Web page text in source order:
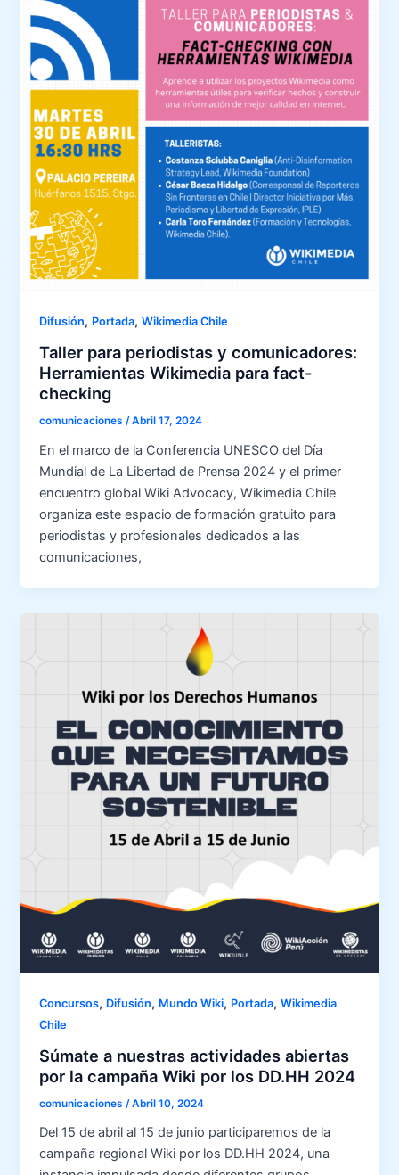
Difusión, Portada,Wikimedia Chile
Taller para periodistas y comunicadores:
Herramientas Wikimedia para fact-
checking
comunicaciones/Abril 17, 2024
En el marco de la Conferencia UNESCO del Día
Mundial de La Libertad de Prensa 2024 y el primer
encuentro global Wiki Advocacy, Wikimedia Chile
organiza este espacio de formación gratuito para
periodistas y profesionales dedicados a las
comunicaciones,
Concursos, Difusión, Mundo Wiki, Portada,Wikimedia
Chile
Súmate a nuestras actividades abiertas
por la campaña Wiki por los DD.HH 2024
comunicaciones /Abril 10, 2024
Del 15 de abril al 15 de junio participaremos de la
campaña regional Wiki por los DD.HH 2024, una